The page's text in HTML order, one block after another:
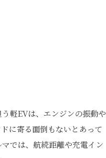
軽EVは、エンジンの振動や
に寄る面倒もないとあって
では、航続距離や充電イン